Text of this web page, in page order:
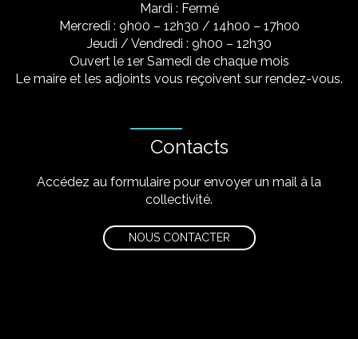
Mardi : Fermé
Mercredi : 9h00 – 12h30 / 14h00 – 17h00
Jeudi / Vendredi : 9h00 – 12h30
Ouvert le 1er Samedi de chaque mois
Le maire et les adjoints vous reçoivent sur rendez-vous.
Contacts
Accédez au formulaire pour envoyer un mail à la
collectivité.
NOUS CONTACTER